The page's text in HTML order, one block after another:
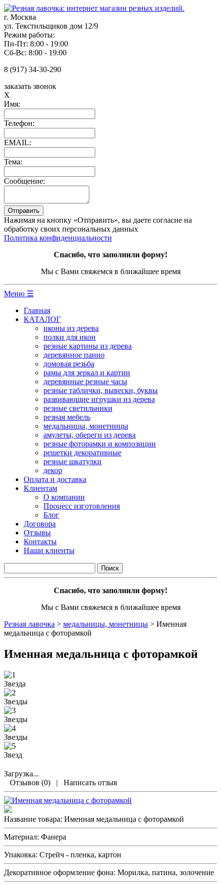
г. Москва
ул. Текстильщиков дом 12/9
Режим работы:
Пн-Пт: 8:00 - 19:00
Сб-Вс: 8:00 - 19:00
8 (917) 34-30-290
заказать звонок
X
Имя:
Телефон:
EMAIL:
Тема:
Сообщение:
Нажимая на кнопку «Отправить», вы даете согласие на
обработку своих персональных данных
Политика конфиденциальности
Спасибо, что заполнили форму!
Мы с Вами свяжемся в ближайшее время
Меню ☰
Главная
КАТАЛОГ
иконы из дерева
полки для икон
резные картины из дерева
деревянное панно
домовая резьба
рамы для зеркал и картин
деревянные резные часы
резные таблички, вывески, буквы
развивающие игрушки из дерева
резные светильники
резная мебель
медальницы, монетницы
амулеты, обереги из дерева
резные фоторамки и композиции
решетки декоративные
резные шкатулки
декор
Оплата и доставка
Клиентам
О компании
Процесс изготовления
Блог
Договора
Отзывы
Контакты
Наши клиенты
Спасибо, что заполнили форму!
Мы с Вами свяжемся в ближайшее время
Резная лавочка > медальницы, монетницы > Именная
медальница с фоторамкой
Именная медальница с фоторамкой
Загрузка...
Отзывов (0) | Написать отзыв
Название товара: Именная медальница с фоторамкой
Материал: Фанера
Упаковка: Стрейч - пленка, картон
Декоративное оформление фона: Морилка, патина, золочение